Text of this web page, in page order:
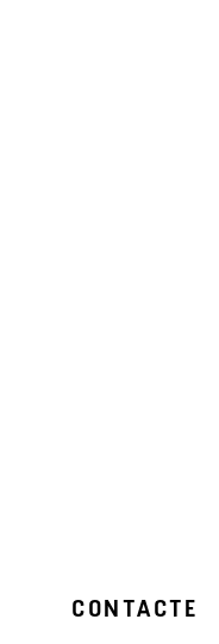
CONTACTE